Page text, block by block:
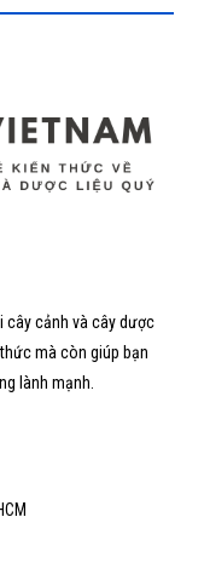
cây cảnh và cây dược
mà còn giúp bạn
lành mạnh.